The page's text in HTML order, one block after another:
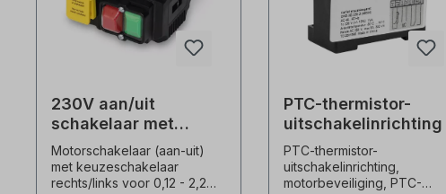
230V aan/uit
schakelaar met
keuzeschakelaar
voor links/rechts
draaien
Motorschakelaar (aan-uit)
met keuzeschakelaar
rechts/links voor 0,12 - 2,2
PTC-thermistor-
uitschakelinrichting
PTC-thermistor-
uitschakelinrichting,
motorbeveiliging, PTC-